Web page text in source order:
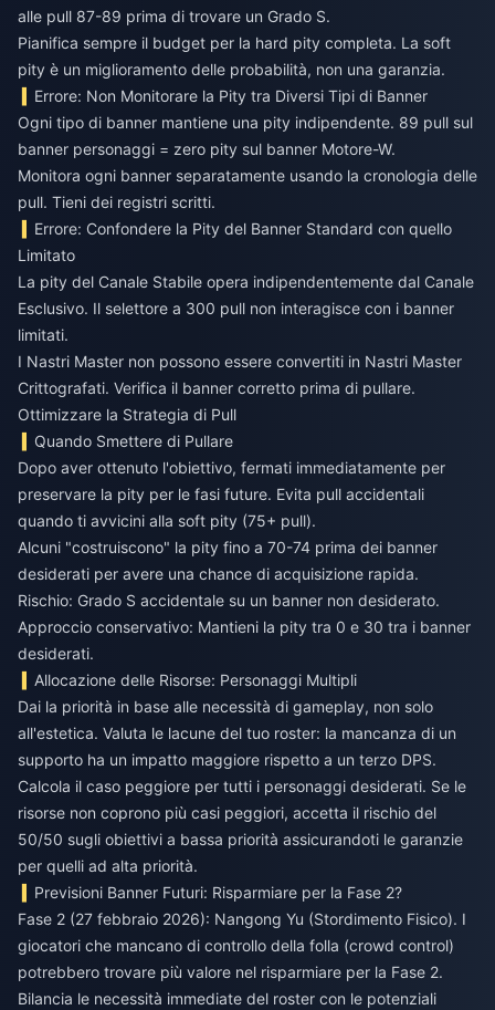
alle pull 87-89 prima di trovare un Grado S.
Pianifica sempre il budget per la hard pity completa. La soft
pity è un miglioramento delle probabilità, non una garanzia.
Errore: Non Monitorare la Pity tra Diversi Tipi di Banner
Ogni tipo di banner mantiene una pity indipendente. 89 pull sul
banner personaggi = zero pity sul banner Motore-W.
Monitora ogni banner separatamente usando la cronologia delle
pull. Tieni dei registri scritti.
Errore: Confondere la Pity del Banner Standard con quello
Limitato
La pity del Canale Stabile opera indipendentemente dal Canale
Esclusivo. Il selettore a 300 pull non interagisce con i banner
limitati.
I Nastri Master non possono essere convertiti in Nastri Master
Crittografati. Verifica il banner corretto prima di pullare.
Ottimizzare la Strategia di Pull
Quando Smettere di Pullare
Dopo aver ottenuto l'obiettivo, fermati immediatamente per
preservare la pity per le fasi future. Evita pull accidentali
quando ti avvicini alla soft pity (75+ pull).
Alcuni "costruiscono" la pity fino a 70-74 prima dei banner
desiderati per avere una chance di acquisizione rapida.
Rischio: Grado S accidentale su un banner non desiderato.
Approccio conservativo: Mantieni la pity tra 0 e 30 tra i banner
desiderati.
Allocazione delle Risorse: Personaggi Multipli
Dai la priorità in base alle necessità di gameplay, non solo
all'estetica. Valuta le lacune del tuo roster: la mancanza di un
supporto ha un impatto maggiore rispetto a un terzo DPS.
Calcola il caso peggiore per tutti i personaggi desiderati. Se le
risorse non coprono più casi peggiori, accetta il rischio del
50/50 sugli obiettivi a bassa priorità assicurandoti le garanzie
per quelli ad alta priorità.
Previsioni Banner Futuri: Risparmiare per la Fase 2?
Fase 2 (27 febbraio 2026): Nangong Yu (Stordimento Fisico). I
giocatori che mancano di controllo della folla (crowd control)
potrebbero trovare più valore nel risparmiare per la Fase 2.
Bilancia le necessità immediate del roster con le potenziali